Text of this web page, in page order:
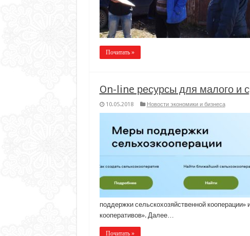
Почитать »
On-line ресурсы для малого и
10.05.2018 Новости экономики и бизнеса
поддержки сельскохозяйственной
кооперативов». Далее…
Почитать »